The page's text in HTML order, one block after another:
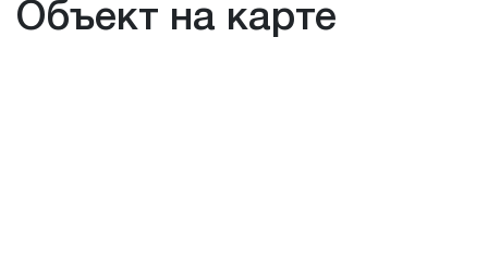
Объект на карте